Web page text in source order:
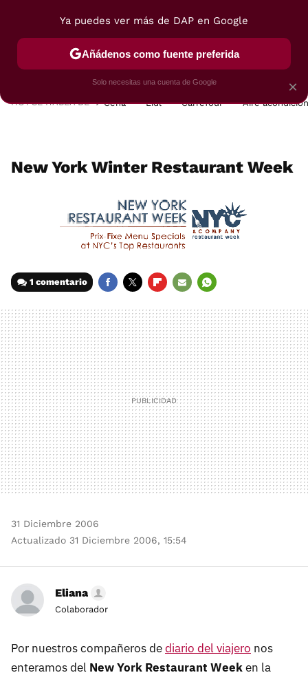
POSTRES VIAJES SELECCIÓN VEGUI
HOY SE HABLA DE Cena Lidl Carrefour Aire
New York Winter Restaurant Week
1 comentario
MAIL
31 Diciembre 2006
Actualizado 31 Diciembre 2006, 15:54
Eliana
Colaborador
Por nuestros compañeros dediario del viajero nos
enteramos del New York Restaurant Weeken la
×
Ya puedes ver más de DAP en Google
Añádenos como fuente preferida
Solo necesitas una cuenta de Google